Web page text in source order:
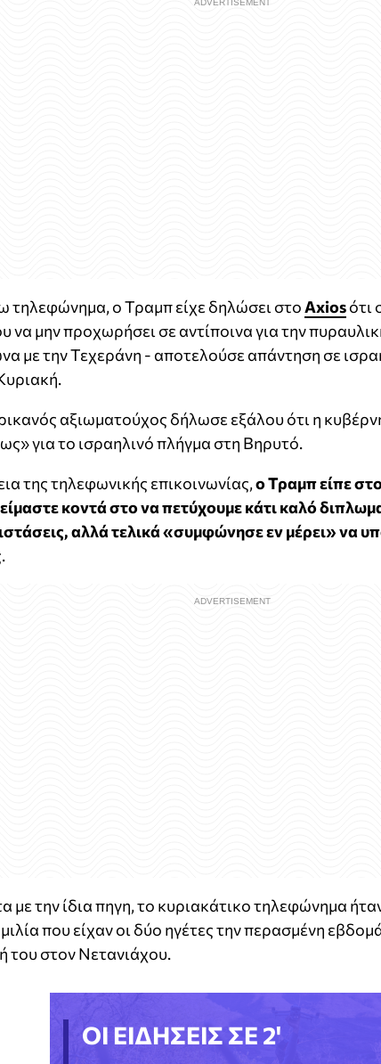
τηλεφώνημα, ο Τραμπ είχε δηλώσει στοAxiosότι
να μην προχωρήσει σε αντίποινα για την
με την Τεχεράνη - αποτελούσε απάντηση σε
αξιωματούχος δήλωσε εξάλου ότι η
για το ισραηλινό πλήγμα στη Βηρυτό.
της τηλεφωνικής επικοινωνίας,ο Τραμπ είπε
κοντά στο να πετύχουμε κάτι καλό
αλλά τελικά «συμφώνησε εν μέρει» να
με την ίδια πηγη, το κυριακάτικο τηλεφώνημα
που είχαν οι δύο ηγέτες την περασμένη
του στον Νετανιάχου.
ΟΙ ΕΙΔΗΣΕΙΣ ΣΕ 2'